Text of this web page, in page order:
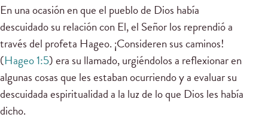
En una ocasión en que el pueblo de Dios había
descuidado su relación con El, el Señor los reprendió a
través del profeta Hageo. ¡Consideren sus caminos!
(Hageo 1:5) era su llamado, urgiéndolos a reflexionar en
algunas cosas que les estaban ocurriendo y a evaluar su
descuidada espiritualidad a la luz de lo que Dios les había
dicho.